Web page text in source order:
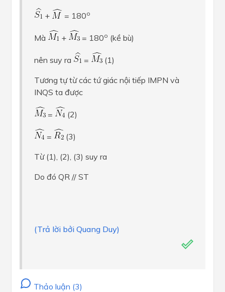
+ = 180o
Mà + = 180o (kề bù)
nên suy ra =
(1)
Tương tự từ các tứ giác nội tiếp IMPN và
INQS ta được
= (2)
=
(3)
Từ (1), (2), (3) suy ra
Do đó QR // ST
(Trả lời bởi Quang Duy)
Thảo luận (3)